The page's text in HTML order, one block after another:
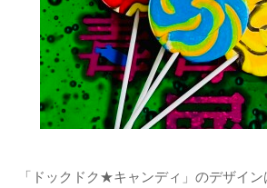
「ドックドク★キャンディ」のデザイ